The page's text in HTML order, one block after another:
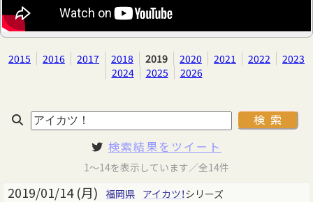
2015 2016 2017 2018 2019 2020 2021 2022
2023
2024
2025 2026
検索結果をツイート
1～14を表示しています／全14件
2019/01/14 (月) 福岡県 アイカツ！シリーズ